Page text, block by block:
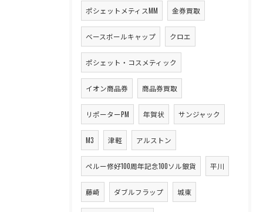
ポシェットメティスMM 金券買取
ベースボールキャップ クロエ
ポシェット・コスメティック
イオン商品券 商品券買取
リポーターPM 年賀状 サンジャック
M3 津軽 アルストン
ペルー修好100周年記念100ソル銀貨 平川
藤崎 ダブルフラップ 城東